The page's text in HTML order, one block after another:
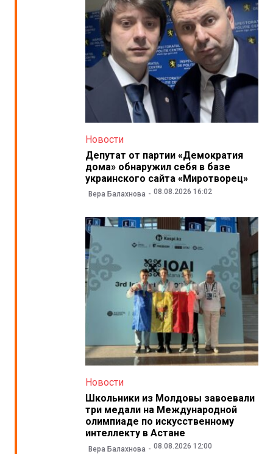
Новости
Депутат от партии «Демократия
дома» обнаружил себя в базе
украинского сайта «Миротворец»
Вера Балахнова 08.08.2026 16:02
Новости
Школьники из Молдовы завоевали
три медали на Международной
олимпиаде по искусственному
интеллекту в Астане
Вера Балахнова 08.08.2026 12:00